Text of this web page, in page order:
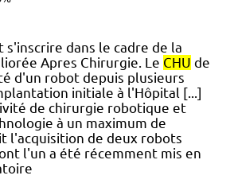
s'inscrire dans le cadre de la
Apres Chirurgie. Le CHU de
d'un robot depuis plusieurs
initiale à l'Hôpital [...]
de chirurgie robotique et
à un maximum de
l'acquisition de deux robots
l'un a été récemment mis en